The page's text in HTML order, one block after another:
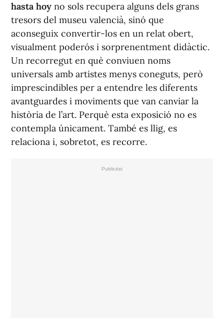
hasta hoy no sols recupera alguns dels grans
tresors del museu valencià, sinó que
aconseguix convertir-los en un relat obert,
visualment poderós i sorprenentment didàctic.
Un recorregut en què conviuen noms
universals amb artistes menys coneguts, però
imprescindibles per a entendre les diferents
avantguardes i moviments que van canviar la
història de l’art. Perquè esta exposició no es
contempla únicament. També es llig, es
relaciona i, sobretot, es recorre.